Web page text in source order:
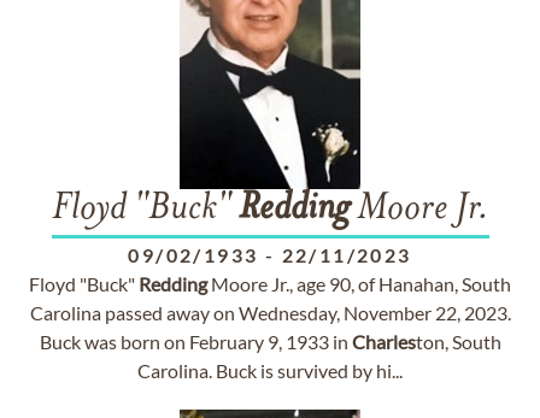
Floyd "Buck"ReddingMoore Jr.
09/02/1933 - 22/11/2023
Floyd "Buck" ReddingMoore Jr., age 90, of Hanahan, South
Carolina passed away on Wednesday, November 22, 2023.
Buck was born on February 9, 1933 in Charleston, South
Carolina. Buck is survived by hi...